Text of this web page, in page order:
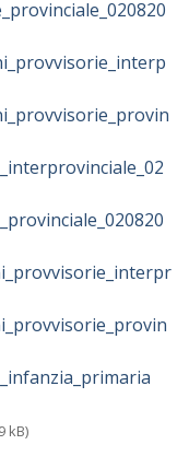
kB)